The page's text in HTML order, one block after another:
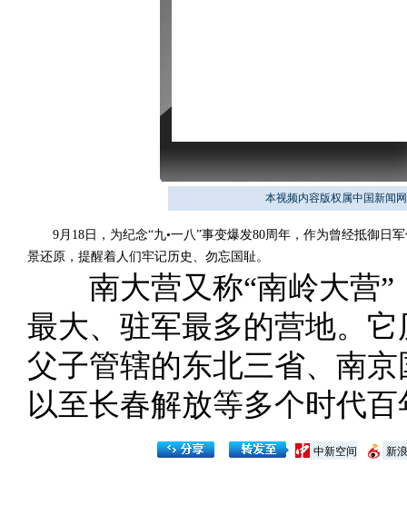
本视频内容版权属中国新闻
9月18日，为纪念“九•一八”事变爆发80周年，作为曾经抵御日
景还原，提醒着人们牢记历史、勿忘国耻。
南大营又称“南岭大营”
最大、驻军最多的营地。
父子管辖的东北三省、南
以至长春解放等多个时代
新
中新空间